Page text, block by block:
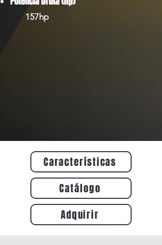
157hp
Características
Catálogo
Adquirir